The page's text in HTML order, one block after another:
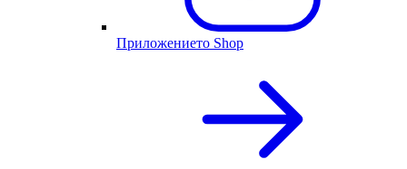
Приложението Shop